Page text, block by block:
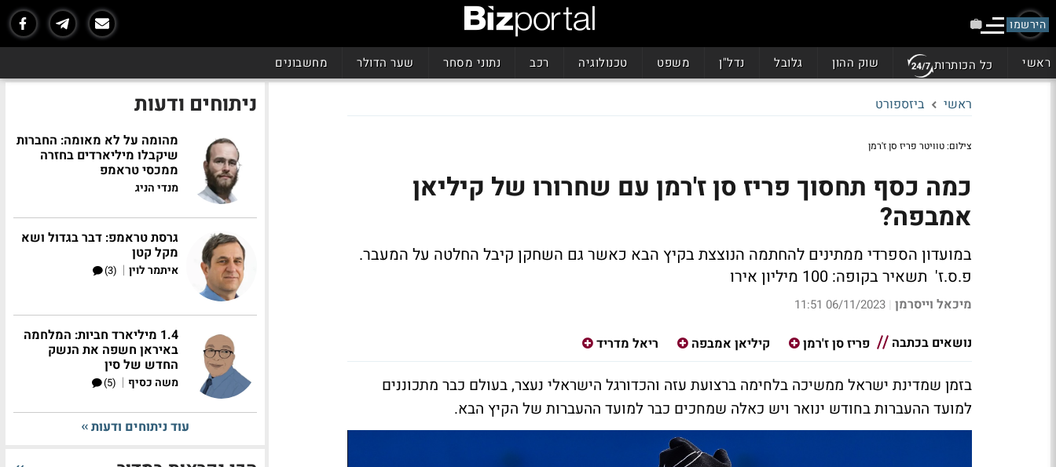
הירשמו
ראשי כל הכותרות שוק ההון גלובל נדל"ן משפט טכנולוגיה רכב נתוני מסחר שער הדולר מחשבונים
ראשי ביזספורט
צילום: טוויטר פריז סן ז'רמן
כמה כסף תחסוך פריז סן ז'רמן עם שחרורו של קיליאן
אמבפה?
במועדון הספרדי ממתינים להחתמה הנוצצת בקיץ הבא כאשר גם השחקן קיבל החלטה על המעבר.
פ.ס.ז' תשאיר בקופה: 100 מיליון אירו
מיכאל וייסרמן |
06/11/2023 11:51
נושאים בכתבה פריז סן ז'רמן קיליאן אמבפה ריאל מדריד
בזמן שמדינת ישראל ממשיכה בלחימה ברצועת עזה והכדורגל הישראלי נעצר, בעולם כבר מתכוננים
למועד ההעברות בחודש ינואר ויש כאלה שמחכים כבר למועד ההעברות של הקיץ הבא.
ניתוחים ודעות
מהומה על לא מאומה: החברות
שיקבלו מיליארדים בחזרה
ממכסי טראמפ
מנדי הניג
גרסת טראמפ: דבר בגדול ושא
מקל קטן
איתמר לוין |
(3)
1.4 מיליארד חביות: המלחמה
באיראן חשפה את הנשק
החדש של סין
משה כסיף |
(5)
עוד ניתוחים ודעות